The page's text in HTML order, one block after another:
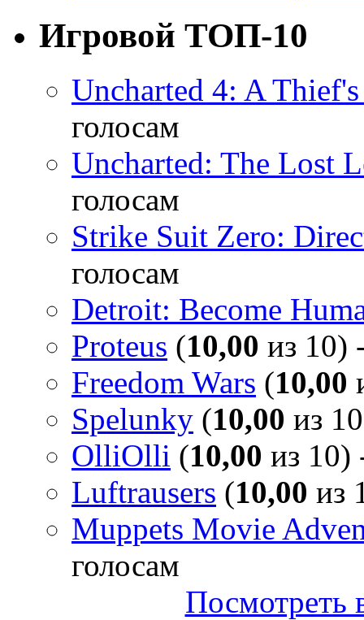
Игровой ТОП-10
Uncharted 4: A
голосам
Uncharted: The Lost
голосам
Strike Suit Zero:
голосам
Detroit: Become
Proteus (10,00 из 10)
Freedom Wars (10,00
Spelunky (10,00 из
OlliOlli (10,00 из 10)
Luftrausers (10,00 из
Muppets Movie
голосам
Посмотреть